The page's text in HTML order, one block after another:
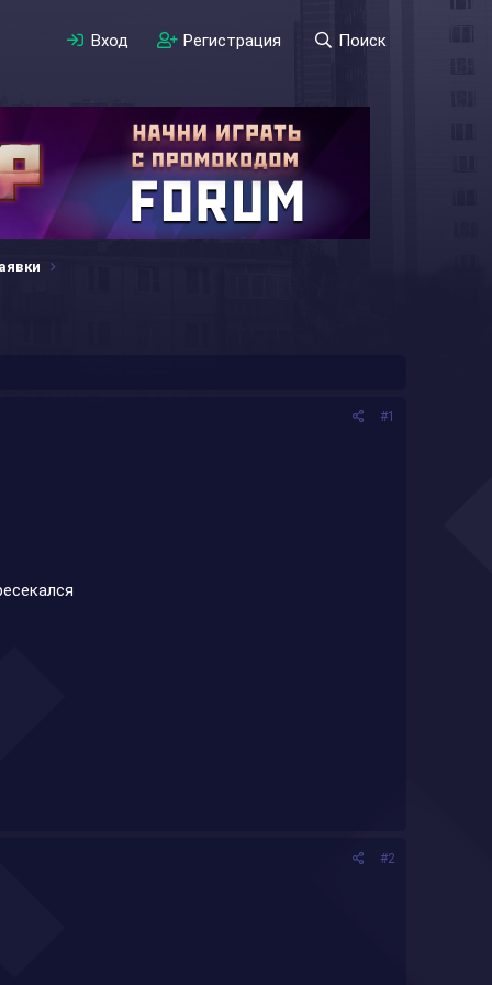
Вход Регистрация Поиск
#1
#2